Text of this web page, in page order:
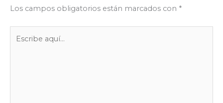
Los campos obligatorios están marcados con *